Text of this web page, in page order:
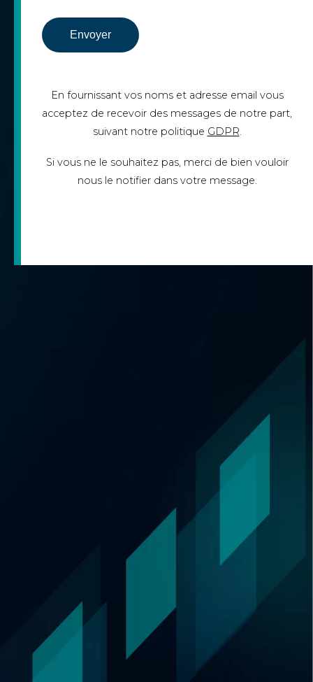
En fournissant vos noms et adresse email vous
acceptez de recevoir des messages de notre part,
suivant notre politique GDPR
Si vous ne le souhaitez pas, merci de bien vouloir
nous le notifier dans votre message.